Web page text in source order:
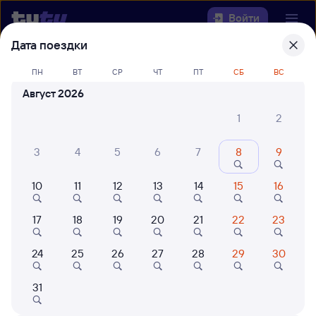
Войти
Выберите день, чтобы найтиж/д
билеты Ния — Новокуйбышевская
Куда
Когда
Кто едет
Найти поезда
Дата поездки
ПН ВТ СР ЧТ ПТ СБ ВС
Август 2026
1
2
3 4 5 6 7 8 9
10 11 12 13 14 15 16
17 18 19 20 21 22 23
24 25 26 27 28 29 30
31